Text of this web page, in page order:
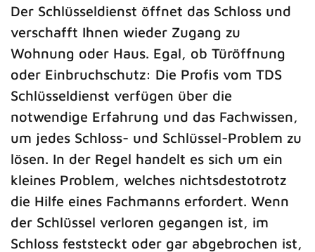
Der Schlüsseldienst öffnet das Schloss und
verschafft Ihnen wieder Zugang zu
Wohnung oder Haus. Egal, ob Türöffnung
oder Einbruchschutz: Die Profis vom TDS
Schlüsseldienst verfügen über die
notwendige Erfahrung und das Fachwissen,
um jedes Schloss- und Schlüssel-Problem zu
lösen. In der Regel handelt es sich um ein
kleines Problem, welches nichtsdestotrotz
die Hilfe eines Fachmanns erfordert. Wenn
der Schlüssel verloren gegangen ist, im
Schloss feststeckt oder gar abgebrochen ist,